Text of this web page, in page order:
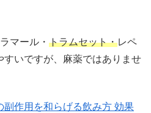
マール・ トラムセット・レペ
すいですが、麻薬ではありませ
副作用を和らげる飲み方 効果